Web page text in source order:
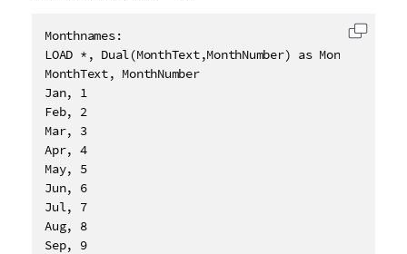
Monthnames:
LOAD *, Dual(MonthText,MonthNumber) as Month
MonthText, MonthNumber
Jan, 1
Feb, 2
Mar, 3
Apr, 4
May, 5
Jun, 6
Jul, 7
Aug, 8
Sep, 9
コード